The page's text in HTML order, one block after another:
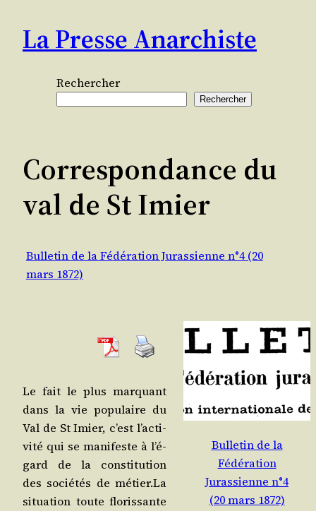
contenu
La Presse Anarchiste
Rechercher
Rechercher
Correspondance du
val de St Imier
Bulletin de la Fédération Jurassienne n°4 (20
mars 1872)
Le fait le plus mar­quant
dans la vie popu­laire du
Val de St Imier, c’est l’ac­ti­
vi­té qui se mani­feste à l’é­
gard de la consti­tu­tion
des socié­tés de métier.La
situa­tion toute flo­ris­sante
Bulletin de la
Fédération
Jurassienne n°4
(20 mars 1872)